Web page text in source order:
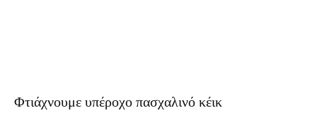
Φτιάχνουμε υπέροχο πασχαλινό κέικ